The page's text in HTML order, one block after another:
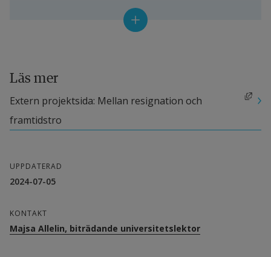
Andra deltagande forskare
Högskolan i Halmstad
Majsa Allelin, biträdande universitetslektor
Läs mer
Extern projektsida: Mellan resignation och
framtidstro
Länk till annan webbplats, öppnas i nytt fönster.
UPPDATERAD
2024-07-05
KONTAKT
Majsa Allelin, biträdande universitetslektor